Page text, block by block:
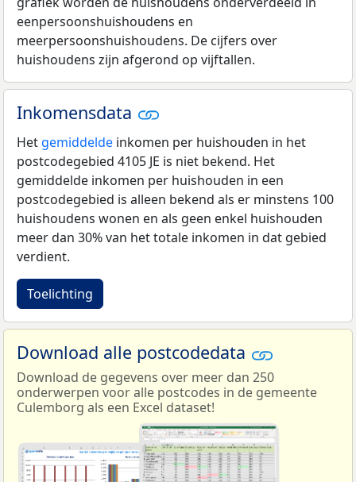
eenpersoonshuishoudens en
meerpersoonshuishoudens. De cijfers over
huishoudens zijn afgerond op vijftallen.
Inkomensdata
Het gemiddelde inkomen per huishouden in het
postcodegebied 4105 JE is niet bekend. Het
gemiddelde inkomen per huishouden in een
postcodegebied is alleen bekend als er minstens 100
huishoudens wonen en als geen enkel huishouden
meer dan 30% van het totale inkomen in dat gebied
verdient.
Toelichting
Download alle postcodedata
Download de gegevens over meer dan 250
onderwerpen voor alle postcodes in de gemeente
Culemborg als een Excel dataset!